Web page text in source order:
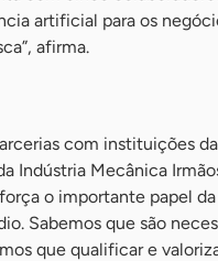
artificial para os
afirma.
com instituições
Indústria Mecânica
o importante papel
Sabemos que são
que qualificar e